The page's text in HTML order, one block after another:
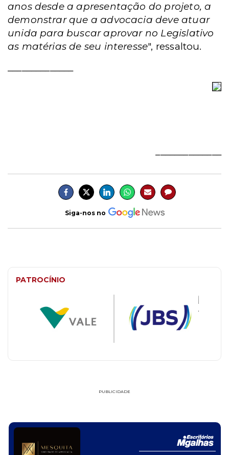
anos desde a apresentação do projeto, a
demonstrar que a advocacia deve atuar
unida para buscar aprovar no Legislativo
as matérias de seu interesse", ressaltou.
Siga-nos no
PATROCÍNIO
PUBLICIDADE